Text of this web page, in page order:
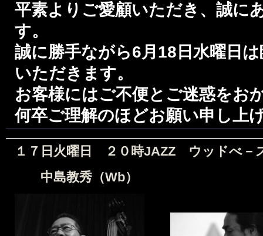
平素よりご愛顧いただき、誠に
す。
誠に勝手ながら6月18日水曜日
いただきます。
お客様にはご不便とご迷惑をお
何卒ご理解のほどお願い申し上
１７日火曜日 ２０時JAZZ ウッドべ
中島教秀（Wb） 武